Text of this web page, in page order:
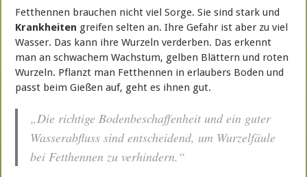
Fetthennen brauchen nicht viel Sorge. Sie sind stark und
Krankheiten greifen selten an. Ihre Gefahr ist aber zu viel
Wasser. Das kann ihre Wurzeln verderben. Das erkennt
man an schwachem Wachstum, gelben Blättern und roten
Wurzeln. Pflanzt man Fetthennen in erlaubers Boden und
passt beim Gießen auf, geht es ihnen gut.
„Die richtige Bodenbeschaffenheit und ein guter
Wasserabfluss sind entscheidend, um Wurzelfäule
bei Fetthennen zu verhindern.“